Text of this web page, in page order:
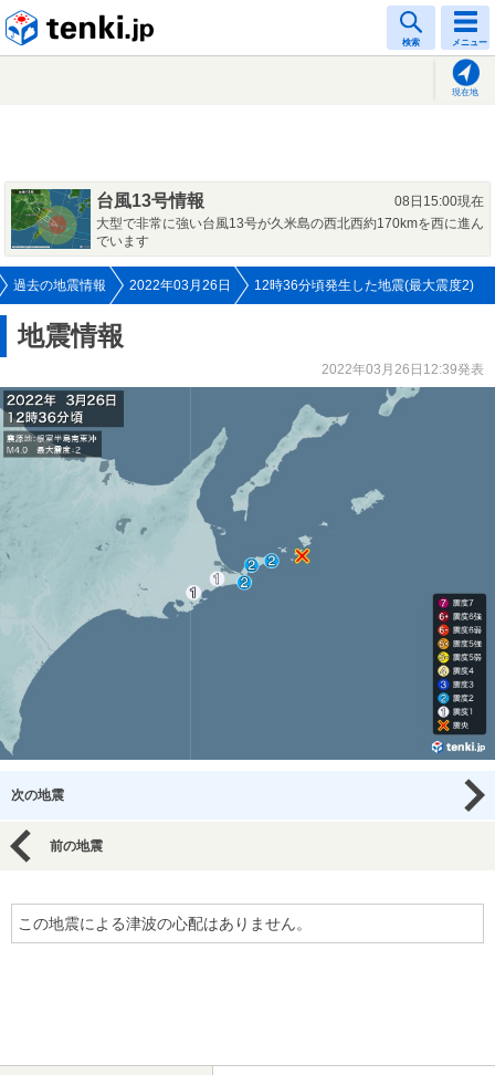
検索 メニュー
現在地
台風13号情報
08日15:00現在
大型で非常に強い台風13号が久米島の西北西約170kmを西に進ん
でいます
過去の地震情報 2022年03月26日 12時36分頃発生した地震(最大震度2)
地震情報
2022年03月26日12:39発表
次の地震
前の地震
この地震による津波の心配はありません。